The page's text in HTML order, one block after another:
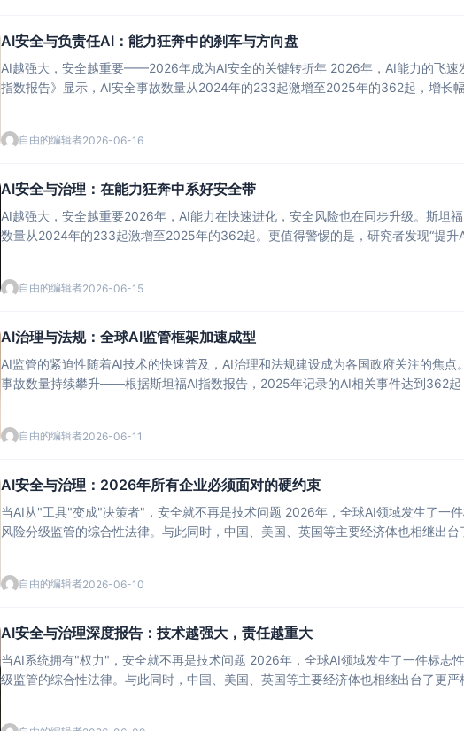
AI安全与负责任AI：能力狂奔中的刹车与方向盘
AI越强大，安全越重要——2026年成为AI安全的关键转折年 2026年，AI能力的飞
指数报告》显示，AI安全事故数量从2024年的233起激增至2025年的362起，增长
自由的编辑者2026-06-16
AI安全与治理：在能力狂奔中系好安全带
AI越强大，安全越重要2026年，AI能力在快速进化，安全风险也在同步升级。斯坦
数量从2024年的233起激增至2025年的362起。更值得警惕的是，研究者发现“提
自由的编辑者2026-06-15
AI治理与法规：全球AI监管框架加速成型
AI监管的紧迫性随着AI技术的快速普及，AI治理和法规建设成为各国政府关注的焦
事故数量持续攀升——根据斯坦福AI指数报告，2025年记录的AI相关事件达到362
自由的编辑者2026-06-11
AI安全与治理：2026年所有企业必须面对的硬约束
当AI从"工具"变成"决策者"，安全就不再是技术问题 2026年，全球AI领域发生了一
自由的编辑者2026-06-10
AI安全与治理深度报告：技术越强大，责任越重大
当AI系统拥有"权力"，安全就不再是技术问题 2026年，全球AI领域发生了一件标志性事件：欧盟AI法案全面生效，成为世界上第一部对AI系统进行风险分
级监管的综合性法律。与此同时，中国、美国、英国等主要经济体也相继出台了更严格的AI监管政策。 这不是巧合。随着AI